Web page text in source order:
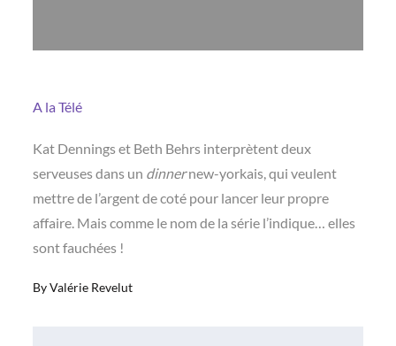
A la Télé
Kat Dennings et Beth Behrs interprètent deux
serveuses dans un dinnernew-yorkais, qui veulent
mettre de l’argent de coté pour lancer leur propre
affaire. Mais comme le nom de la série l’indique… elles
sont fauchées !
ByValérie Revelut